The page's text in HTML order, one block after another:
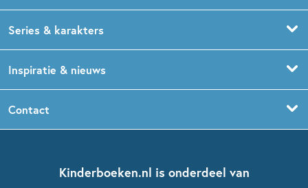
Prentenboeken
Babyboeken
Sprookjesboeken
Kinderboeken diversiteit
Boekentips 1,5 - 3 jaar
Boekentips 5 - 7 jaar
Series & karakters
Dog Man
Inspiratie & nieuws
Kinderjury
Contact
Kinderboeken.nl is onderdeel van